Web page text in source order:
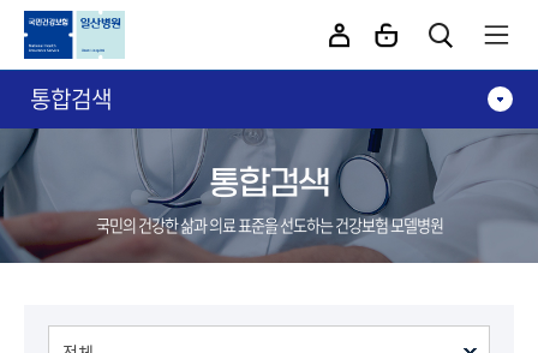
통합검색
통합검색
국민의 건강한 삶과 의료 표준을 선도하는 건강보험 모델병원